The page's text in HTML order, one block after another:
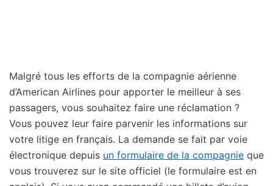
Malgré tous les efforts de la compagnie aérienne
d’American Airlines pour apporter le meilleur à ses
passagers, vous souhaitez faire une réclamation ?
Vous pouvez leur faire parvenir les informations sur
votre litige en français. La demande se fait par voie
électronique depuis un formulaire de la compagnie que
vous trouverez sur le site officiel (le formulaire est en